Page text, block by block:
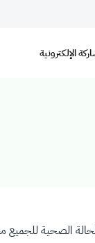
الإلكترونية
الصحية